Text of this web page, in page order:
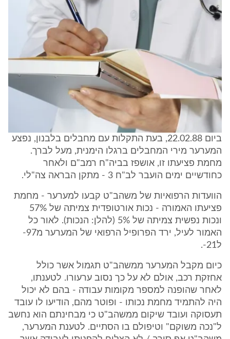
ביום 22.02.88, בעת התקלות עם מחבלים בלבנון, נפצע
המערער מירי המחבלים ברגלו הימנית, מעל לברך.
מחמת פציעתו זו, אושפז בביה"ח רמב"ם ולאחר
כחודשיים ימים הועבר לב"ח 3 - מתקן הבראה צה"לי.
הוועדות הרפואיות של משהב"ט קבעו למערער - מחמת
פציעתו האמורה - נכות אורטופדית צמיתה של 57%
ונכות נפשית צמיתה של 5% (להלן: הנכות). לאור כל
האמור לעיל, ירד הפרופיל הרפואי של המערער מ97-
ל21-.
כיום מקבל המערער ממשהב"ט תגמול אשר כולל
אחזקת רכב, אולם לא על כך נסוב ערעורו. לטענתו,
לאחר שהופנה למספר מקומות עבודה - בהם לא יכול
היה להתמיד מחמת נכותו - ופוטר מהם, הודיעו לו עובד
תעסוקה ועובד שיקום ממשהב"ט כי מבחינתם הוא נחשב
ל"נכה משוקם" וטיפולם בו הסתיים. לטענת המערער,